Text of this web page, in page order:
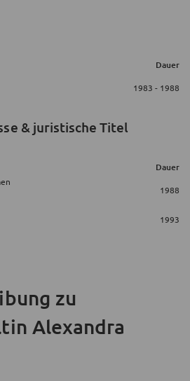
Dauer
1983 - 1988
& juristische Titel
Dauer
1988
1993
zu
Alexandra